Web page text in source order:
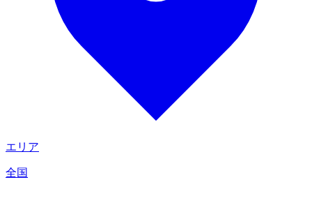
エリア
全国